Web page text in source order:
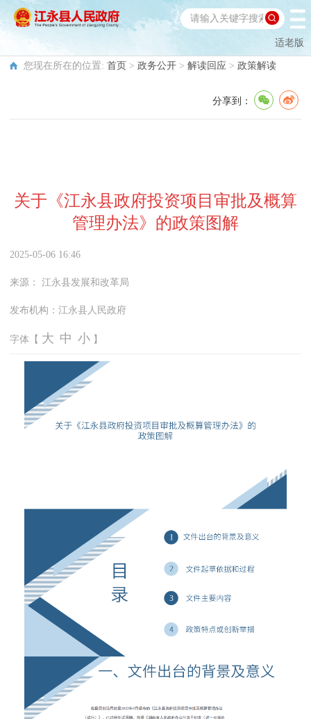
适老版
您现在所在的位置: 首页 > 政务公开 > 解读回应 > 政策解读
分享到：
关于《江永县政府投资项目审批及概算
管理办法》的政策图解
2025-05-06 16:46
来源： 江永县发展和改革局
发布机构： 江永县人民政府
字体【 大 中 小 】